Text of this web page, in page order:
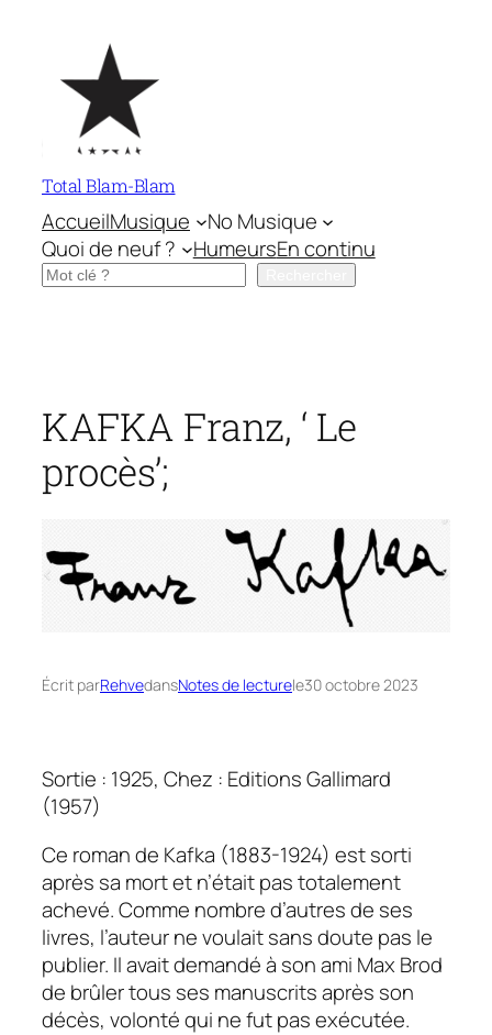
contenu
Total Blam-Blam
AccueilMusique
No Musique
Quoi de neuf ?
HumeursEn continu
Rechercher
KAFKA Franz, ‘ Le
procès’;
Écrit parRehvedansNotes de lecturele30 octobre 2023
Sortie : 1925, Chez : Editions Gallimard
(1957)
Ce roman de Kafka (1883-1924) est sorti
après sa mort et n’était pas totalement
achevé. Comme nombre d’autres de ses
livres, l’auteur ne voulait sans doute pas le
publier. Il avait demandé à son ami Max Brod
de brûler tous ses manuscrits après son
décès, volonté qui ne fut pas exécutée.